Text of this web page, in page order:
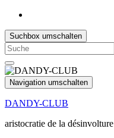
Suchbox umschalten
Search
for:
Navigation umschalten
DANDY-CLUB
aristocratie de la désinvolture